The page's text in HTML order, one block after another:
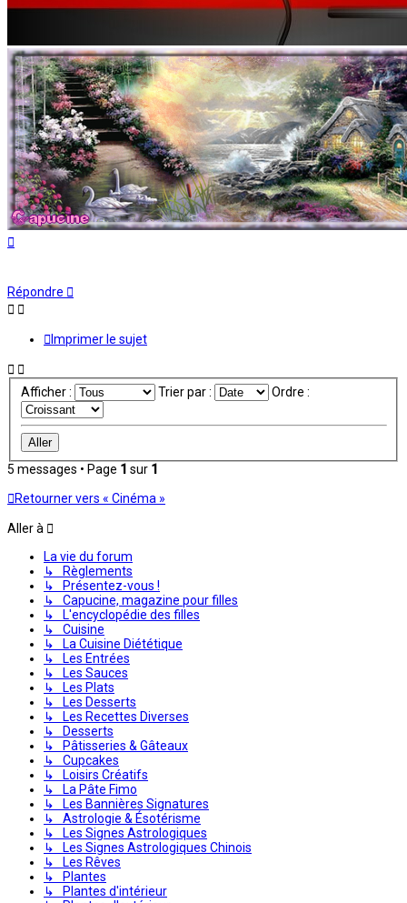
Répondre
Imprimer le sujet
Afficher : Trier par : Ordre :
5 messages • Page 1 sur 1
Retourner vers « Cinéma »
Aller à
La vie du forum
↳ Règlements
↳ Présentez-vous !
↳ Capucine, magazine pour filles
↳ L'encyclopédie des filles
↳ Cuisine
↳ La Cuisine Diététique
↳ Les Entrées
↳ Les Sauces
↳ Les Plats
↳ Les Desserts
↳ Les Recettes Diverses
↳ Desserts
↳ Pâtisseries & Gâteaux
↳ Cupcakes
↳ Loisirs Créatifs
↳ La Pâte Fimo
↳ Les Bannières Signatures
↳ Astrologie & Ésotérisme
↳ Les Signes Astrologiques
↳ Les Signes Astrologiques Chinois
↳ Les Rêves
↳ Plantes
↳ Plantes d'intérieur